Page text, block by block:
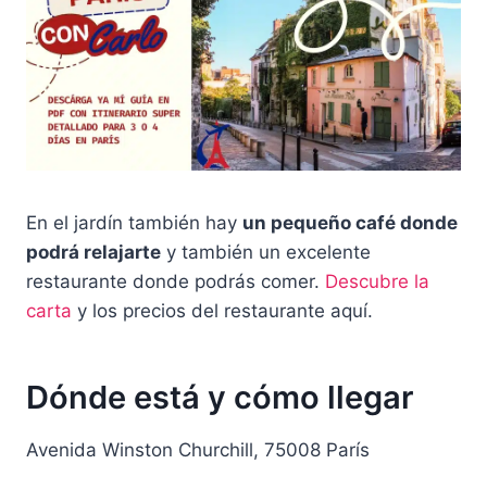
En el jardín también hay un pequeño café donde
podrá relajarte y también un excelente
restaurante donde podrás comer. Descubre la
carta y los precios del restaurante aquí.
Dónde está y cómo llegar
Avenida Winston Churchill, 75008 París